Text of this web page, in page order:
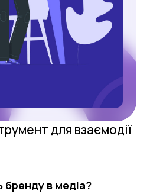
для взаємодії
бренду в медіа?